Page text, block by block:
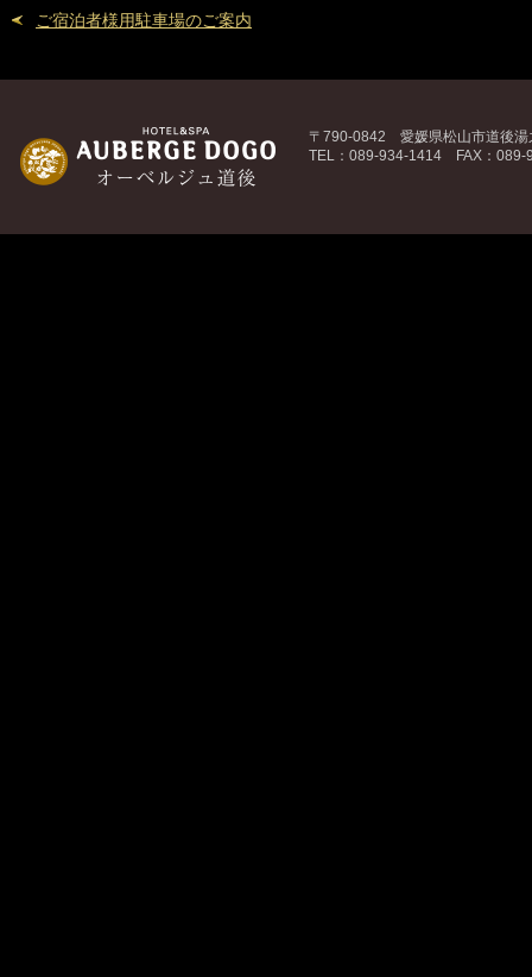
ご宿泊者様用駐車場のご案内
〒790-0842 愛媛県松山市道後湯
TEL：089-934-1414 FAX：089-